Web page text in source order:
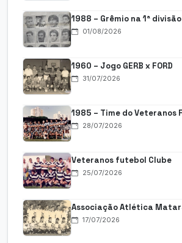
1988 – Grêmio na 1ª
01/08/2026
1960 – Jogo GERB x FORD
31/07/2026
1985 – Time do Veteranos
28/07/2026
Veteranos futebol Clube
25/07/2026
Associação Atlética
17/07/2026